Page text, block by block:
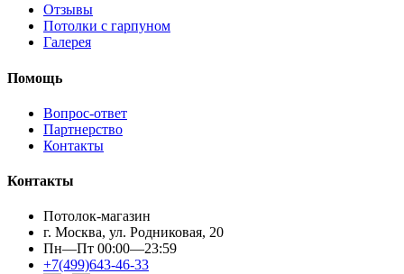
Отзывы
Потолки с гарпуном
Галерея
Помощь
Вопрос-ответ
Партнерство
Контакты
Контакты
Потолок-магазин
г. Москва, ул. Родниковая, 20
Пн—Пт 00:00—23:59
+7(499)643-46-33